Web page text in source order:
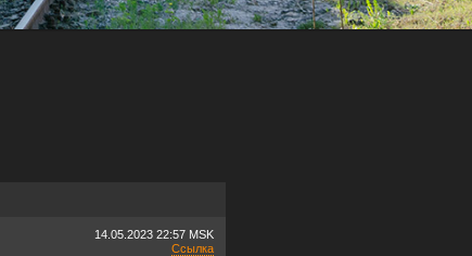
14.05.2023 22:57 MSK
Ссылка